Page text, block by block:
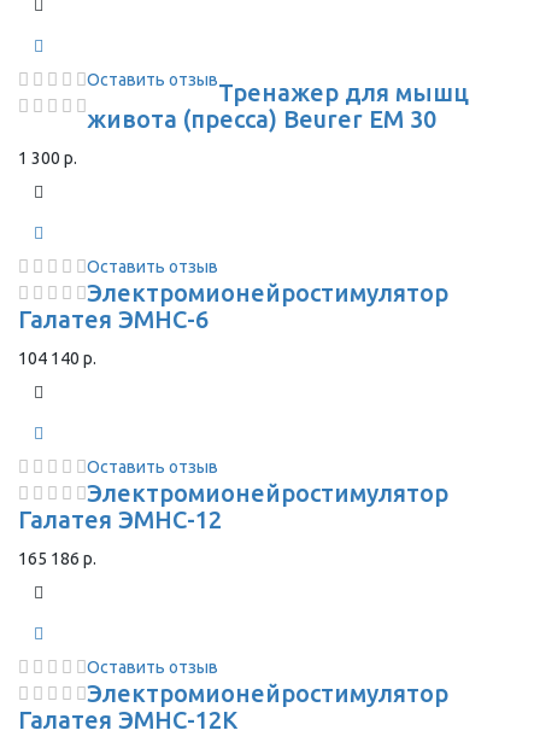
Оставить отзывТренажер для мышц
живота (пресса) Beurer EM 30
1 300 р.
Оставить отзыв
Электромионейростимулятор
Галатея ЭМНС-6
104 140 р.
Оставить отзыв
Электромионейростимулятор
Галатея ЭМНС-12
165 186 р.
Оставить отзыв
Электромионейростимулятор
Галатея ЭМНС-12К